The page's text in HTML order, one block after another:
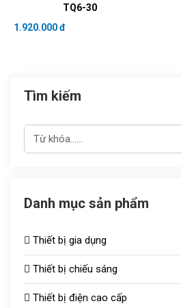
TQ6-30
1.920.000 đ
Tìm kiếm
Danh mục sản phẩm
Thiết bị gia dụng
Thiết bị chiếu sáng
Thiết bị điện cao cấp